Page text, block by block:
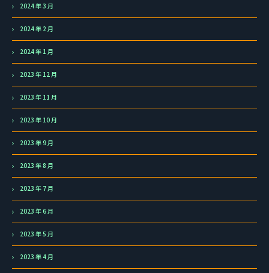
2024 年 3 月
2024 年 2 月
2024 年 1 月
2023 年 12 月
2023 年 11 月
2023 年 10 月
2023 年 9 月
2023 年 8 月
2023 年 7 月
2023 年 6 月
2023 年 5 月
2023 年 4 月